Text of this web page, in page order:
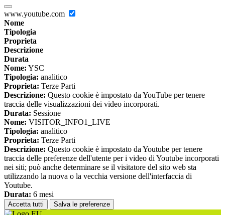
www.youtube.com
Nome
Tipologia
Proprieta
Descrizione
Durata
Nome: YSC
Tipologia: analitico
Proprieta: Terze Parti
Descrizione: Questo cookie è impostato da YouTube per tenere
traccia delle visualizzazioni dei video incorporati.
Durata: Sessione
Nome: VISITOR_INFO1_LIVE
Tipologia: analitico
Proprieta: Terze Parti
Descrizione: Questo cookie è impostato da Youtube per tenere
traccia delle preferenze dell'utente per i video di Youtube incorporati
nei siti; può anche determinare se il visitatore del sito web sta
utilizzando la nuova o la vecchia versione dell'interfaccia di
Youtube.
Durata: 6 mesi
Accetta tutti Salva le preferenze